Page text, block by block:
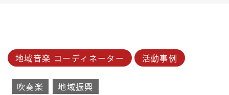
地域音楽 コーディネーター 活動事例
吹奏楽 地域振興